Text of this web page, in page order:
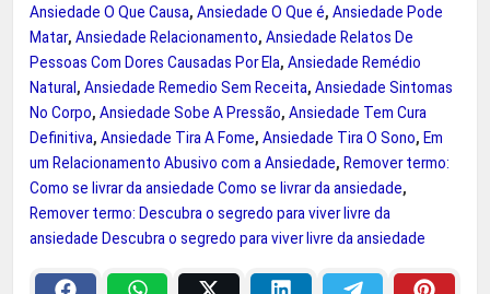
3
8
,
9
0
.
m
e
n
t
o
A
b
u
Ansiedade O Que Causa, Ansiedade O Que é, Ansiedade Pode
Matar, Ansiedade Relacionamento, Ansiedade Relatos De
Pessoas Com Dores Causadas Por Ela, Ansiedade Remédio
Natural , Ansiedade Remedio Sem Receita, Ansiedade Sintomas
No Corpo, Ansiedade Sobe A Pressão, Ansiedade Tem Cura
Definitiva, Ansiedade Tira A Fome, Ansiedade Tira O Sono, Em
um Relacionamento Abusivo com a Ansiedade, Remover termo:
Como se livrar da ansiedade Como se livrar da ansiedade,
Remover termo: Descubra o segredo para viver livre da
ansiedade Descubra o segredo para viver livre da ansiedade